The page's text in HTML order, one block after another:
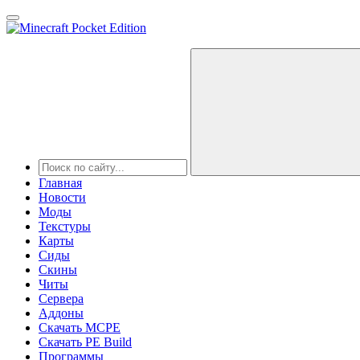
Главная
Новости
Моды
Текстуры
Карты
Сиды
Cкины
Читы
Сервера
Аддоны
Скачать MCPE
Скачать PE Build
Программы